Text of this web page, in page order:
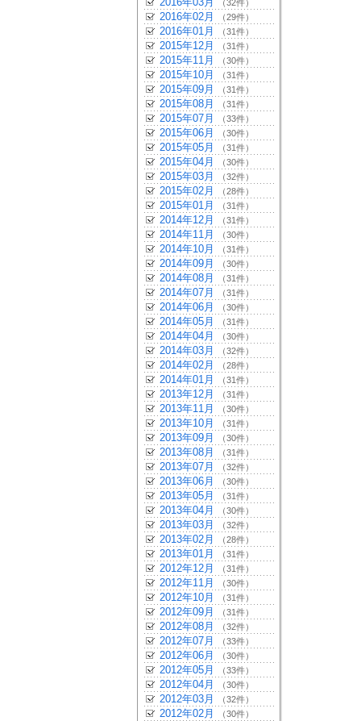
（32件）
2016年02月 （29件）
2016年01月 （31件）
2015年12月 （31件）
2015年11月 （30件）
2015年10月 （31件）
2015年09月 （31件）
2015年08月 （31件）
2015年07月 （33件）
2015年06月 （30件）
2015年05月 （31件）
2015年04月 （30件）
2015年03月 （32件）
2015年02月 （28件）
2015年01月 （31件）
2014年12月 （31件）
2014年11月 （30件）
2014年10月 （31件）
2014年09月 （30件）
2014年08月 （31件）
2014年07月 （31件）
2014年06月 （30件）
2014年05月 （31件）
2014年04月 （30件）
2014年03月 （32件）
2014年02月 （28件）
2014年01月 （31件）
2013年12月 （31件）
2013年11月 （30件）
2013年10月 （31件）
2013年09月 （30件）
2013年08月 （31件）
2013年07月 （32件）
2013年06月 （30件）
2013年05月 （31件）
2013年04月 （30件）
2013年03月 （32件）
2013年02月 （28件）
2013年01月 （31件）
2012年12月 （31件）
2012年11月 （30件）
2012年10月 （31件）
2012年09月 （31件）
2012年08月 （32件）
2012年07月 （33件）
2012年06月 （30件）
2012年05月 （33件）
2012年04月 （30件）
2012年03月 （32件）
2012年02月 （30件）